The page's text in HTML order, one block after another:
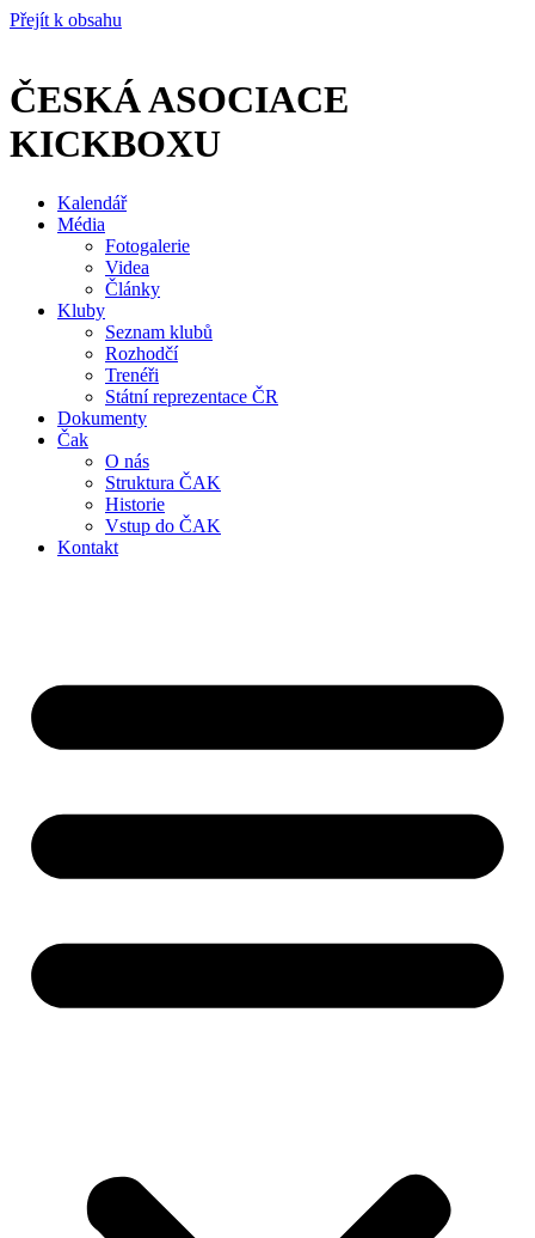
Přejít k obsahu
ČESKÁ ASOCIACE
KICKBOXU
Kalendář
Média
Fotogalerie
Videa
Články
Kluby
Seznam klubů
Rozhodčí
Trenéři
Státní reprezentace ČR
Dokumenty
Čak
O nás
Struktura ČAK
Historie
Vstup do ČAK
Kontakt